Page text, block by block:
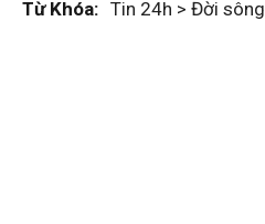
Từ Khóa: Tin 24h > Đời sông